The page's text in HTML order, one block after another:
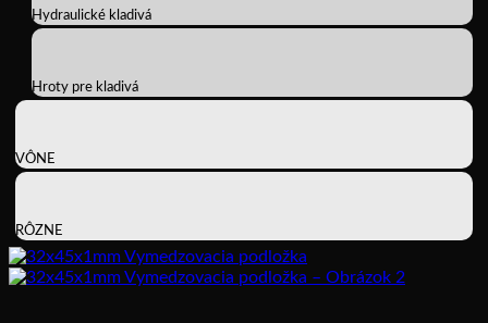
Hydraulické kladivá
Hroty pre kladivá
VÔNE
RÔZNE